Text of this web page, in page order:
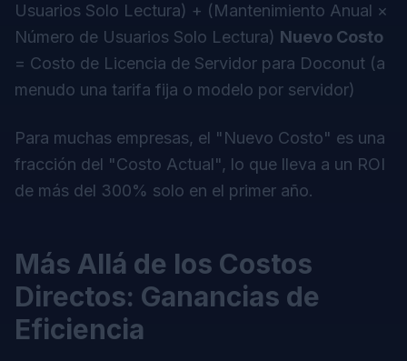
Usuarios Solo Lectura) + (Mantenimiento Anual ×
Número de Usuarios Solo Lectura) Nuevo Costo
= Costo de Licencia de Servidor para Doconut (a
menudo una tarifa fija o modelo por servidor)
Para muchas empresas, el "Nuevo Costo" es una
fracción del "Costo Actual", lo que lleva a un ROI
de más del 300% solo en el primer año.
Más Allá de los Costos
Directos: Ganancias de
Eficiencia